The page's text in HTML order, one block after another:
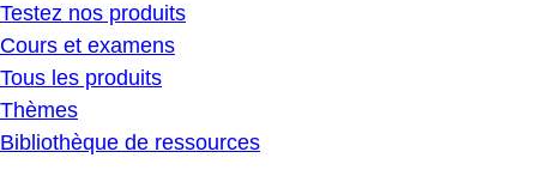
Testez nos produits
Cours et examens
Tous les produits
Thèmes
Bibliothèque de ressources